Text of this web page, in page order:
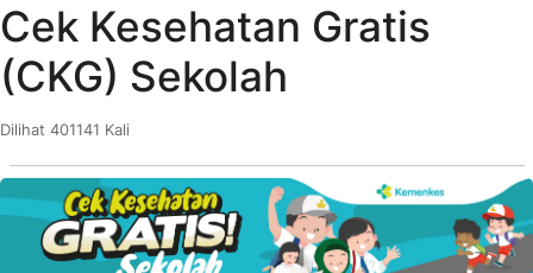
Cek Kesehatan Gratis
(CKG) Sekolah
Dilihat 401141 Kali